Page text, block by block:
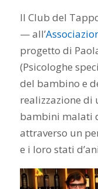
Il Club del
— all’
progetto di
(Psicologhe
del bambino e
realizzazione di
bambini malati
attraverso un
e i loro stati